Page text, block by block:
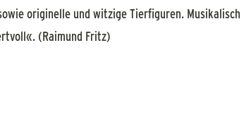
originelle und witzige Tierfiguren. Musikalisch
(Raimund Fritz)